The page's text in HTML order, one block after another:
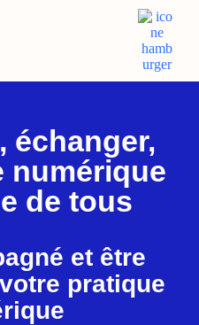
échanger,
numérique
de tous
et être
pratique